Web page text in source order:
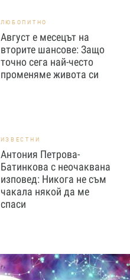
ЛЮБОПИТНО
Август е месецът на
вторите шансове: Защо
точно сега най-често
променяме живота си
ИЗВЕСТНИ
Антония Петрова-
Батинкова с неочаквана
изповед: Никога не съм
чакала някой да ме
спаси